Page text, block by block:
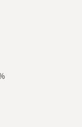
運営する株
のみらいの
ション、
するエコシ
掲げ、人生
ル人材が、
いった働き
ない挑戦の